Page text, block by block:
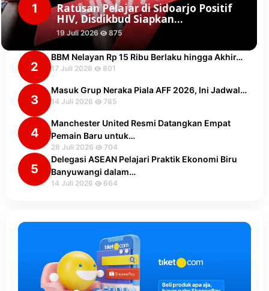
1 Ratusan Pelajar di Sidoarjo Positif
HIV, Disdikbud Siapkan…
19 Juli 2026 875
2
BBM Nelayan Rp 15 Ribu Berlaku hingga Akhir…
17 Juli 2026 801
3
Masuk Grup Neraka Piala AFF 2026, Ini Jadwal…
14 Juli 2026 785
4
Manchester United Resmi Datangkan Empat
Pemain Baru untuk…
28 Juli 2026 704
5
Delegasi ASEAN Pelajari Praktik Ekonomi Biru
Banyuwangi dalam…
14 Juli 2026 664